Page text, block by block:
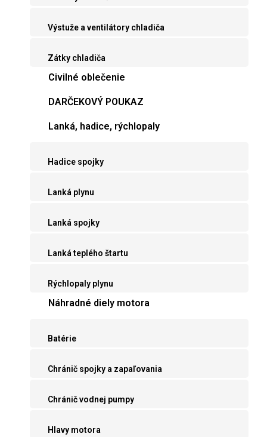
Výstuže a ventilátory chladiča
Zátky chladiča
Civilné oblečenie
DARČEKOVÝ POUKAZ
Lanká, hadice, rýchlopaly
Hadice spojky
Lanká plynu
Lanká spojky
Lanká teplého štartu
Rýchlopaly plynu
Náhradné diely motora
Batérie
Chránič spojky a zapaľovania
Chránič vodnej pumpy
Hlavy motora